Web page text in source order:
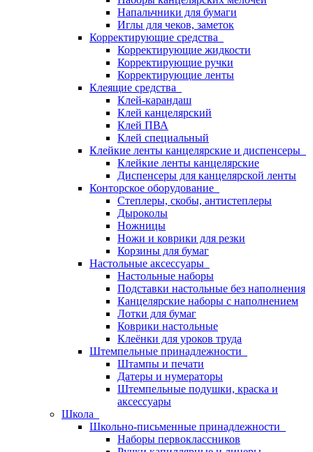
Напальчники для бумаги
Иглы для чеков, заметок
Корректирующие средства
Корректирующие жидкости
Корректирующие ручки
Корректирующие ленты
Клеящие средства
Клей-карандаш
Клей канцелярский
Клей ПВА
Клей специальный
Клейкие ленты канцелярские и диспенсеры
Клейкие ленты канцелярские
Диспенсеры для канцелярской ленты
Конторское оборудование
Степлеры, скобы, антистеплеры
Дыроколы
Ножницы
Ножи и коврики для резки
Корзины для бумаг
Настольные аксессуары
Настольные наборы
Подставки настольные без наполнения
Канцелярские наборы с наполнением
Лотки для бумаг
Коврики настольные
Клеёнки для уроков труда
Штемпельные принадлежности
Штампы и печати
Датеры и нумераторы
Штемпельные подушки, краска и
аксессуары
Школа
Школьно-письменные принадлежности
Наборы первоклассников